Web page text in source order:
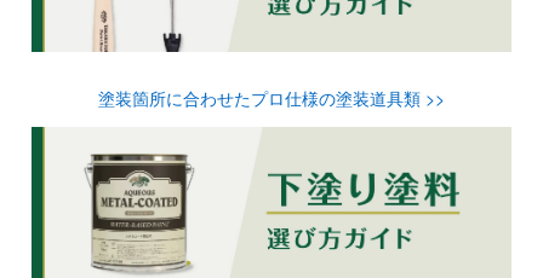
塗装箇所に合わせたプロ仕様の塗装道具類 >>